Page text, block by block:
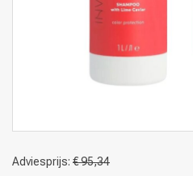
Adviesprijs: € 95,34